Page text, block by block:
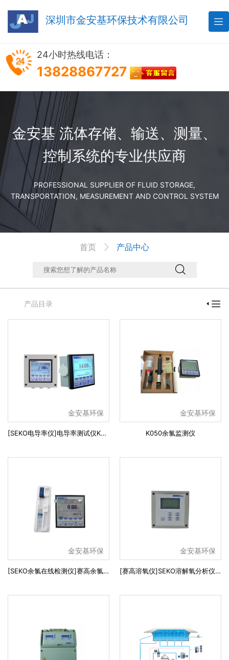
深圳市金安基环保技术有限公司 
24小时热线电话：
13828867727
金安基 流体存储、输送、测量、
控制系统的专业供应商
PROFESSIONAL SUPPLIER OF FLUID STORAGE,
TRANSPORTATION, MEASUREMENT AND CONTROL SYSTEM
首页  产品中心

产品目录  
金安基环保
[SEKO电导率仪]电导率测试仪K080
金安基环保
K050余氯监测仪
金安基环保
[SEKO余氯在线检测仪]赛高余氯测定仪 K080CL
金安基环保
[赛高溶氧仪]SEKO溶解氧分析仪 Kontrol 500